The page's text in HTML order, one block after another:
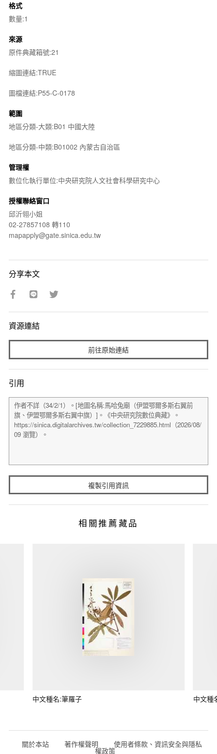
格式
數量:1
來源
原件典藏箱號:21
縮圖連結:TRUE
圖檔連結:P55-C-0178
範圍
地區分類-大類:B01 中國大陸
地區分類-中類:B01002 內蒙古自治區
管理權
數位化執行單位:中央研究院人文社會科學研究中心
授權聯絡窗口
邱沂翎小姐
02-27857108 轉110
mapapply@gate.sinica.edu.tw
分享本文
資源連結
前往原始連結
引用
複製引用資訊
相關推薦藏品
中文種名:筆羅子 中文種
關於本站 著作權聲明 使用者條款、資訊安全與隱私
權政策